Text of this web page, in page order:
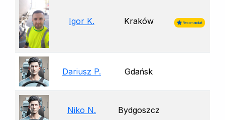
Igor K. Kraków Recomandat
Dariusz P. Gdańsk
Niko N. Bydgoszcz